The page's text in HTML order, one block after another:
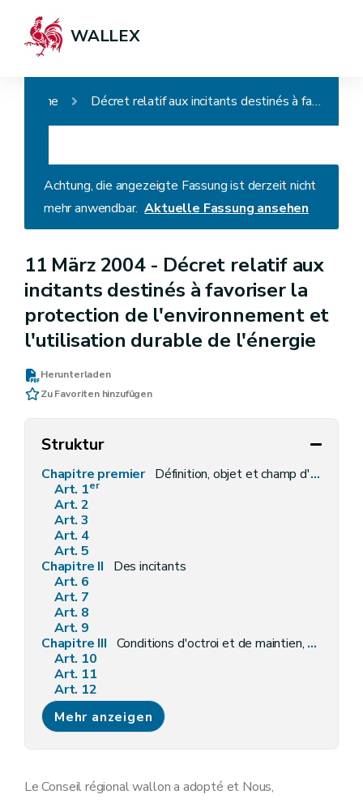
WALLEX
Home Décret relatif aux incitants destinés à favoriser la protection de l'environnement et l'utilisation durable de l'énergie
Achtung, die angezeigte Fassung ist derzeit nicht
mehr anwendbar. Aktuelle Fassung ansehen
11 März 2004 - Décret relatif aux
incitants destinés à favoriser la
protection de l'environnement et
l'utilisation durable de l'énergie
Herunterladen
Zu Favoriten hinzufügen
Struktur
Chapitre premier Définition, objet et champ d'application
Art. 1er
Art. 2
Art. 3
Art. 4
Art. 5
Chapitre II
Des incitants
Art. 6
Art. 7
Art. 8
Art. 9
Chapitre III Conditions d'octroi et de maintien, procédures de demande et d'octroi, modalités de liquidation, de contrôle et sanctions
Art. 10
Art. 11
Art. 12
Art. 13
Art. 14
Art. 15
Chapitre IV Dispositions finales, abrogatoires et transitoires
Art. 18
Mehr anzeigen
Le Conseil régional wallon a adopté et Nous,